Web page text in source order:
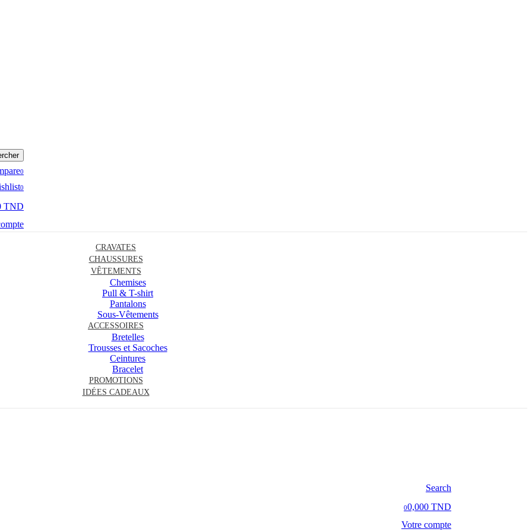
0
0
TND
CRAVATES
CHAUSSURES
VÊTEMENTS
Chemises
Pull & T-shirt
Pantalons
Sous-Vêtements
ACCESSOIRES
Bretelles
Trousses et Sacoches
Ceintures
Bracelet
PROMOTIONS
IDÉES CADEAUX
Search
00,000 TND
Votre compte